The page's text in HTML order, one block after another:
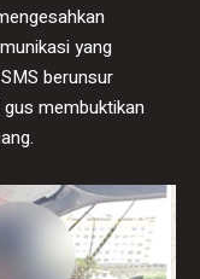
yang
berunsur
membuktikan